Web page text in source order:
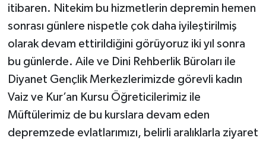
itibaren. Nitekim bu hizmetlerin depremin hemen
sonrası günlere nispetle çok daha iyileştirilmiş
olarak devam ettirildiğini görüyoruz iki yıl sonra
bu günlerde. Aile ve Dini Rehberlik Büroları ile
Diyanet Gençlik Merkezlerimizde görevli kadın
Vaiz ve Kur’an Kursu Öğreticilerimiz ile
Müftülerimiz de bu kurslara devam eden
depremzede evlatlarımızı, belirli aralıklarla ziyaret
Şanlıurfa Müftülüğü
Şırnak Müftülüğü
Tokat Müftülüğü
Trabzon Müftülüğü